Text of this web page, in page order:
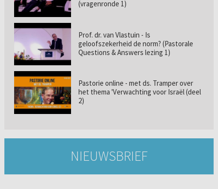
(vragenronde 1)
Prof. dr. van Vlastuin - Is
geloofszekerheid de norm? (Pastorale
Questions & Answers lezing 1)
Pastorie online - met ds. Tramper over
het thema 'Verwachting voor Israël (deel
2)
NIEUWSBRIEF